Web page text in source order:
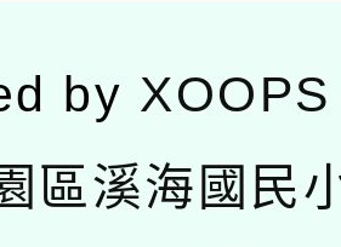
by XOOPS
區溪海國民